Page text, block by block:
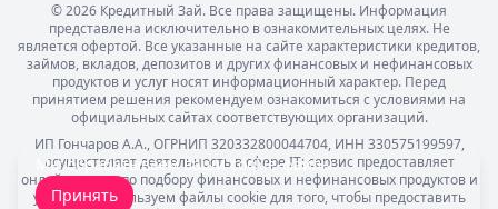
©2026 Кредитный Зай. Все права защищены. Информация
представлена исключительно в ознакомительных целях. Не
является офертой. Все указанные на сайте характеристики кредитов,
займов, вкладов, депозитов и других финансовых и нефинансовых
продуктов и услуг носят информационный характер. Перед
принятием решения рекомендуем ознакомиться с условиями на
официальных сайтах соответствующих организаций.
ИП Гончаров А.А., ОГРНИП 320332800044704, ИНН 330575199597,
осуществляет деятельность в сфере IT: сервис предоставляет
онлайн-услуги по подбору финансовых и нефинансовых продуктов и
услуг. Мы используем файлы cookie для того, чтобы предоставить
Мы обрабатываем ваши cookie-файлы.
Принять